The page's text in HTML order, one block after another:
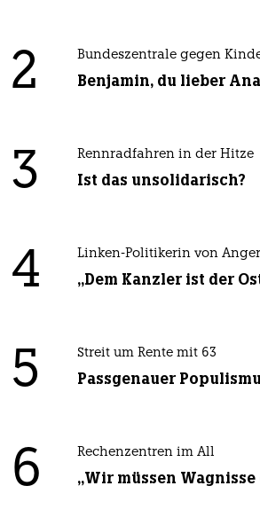
2 Bundeszentrale gegen
Benjamin, du lieber
3 Rennradfahren in der Hitze
Ist das unsolidarisch?
4 Linken-Politikerin von
„Dem Kanzler ist der
5 Streit um Rente mit 63
Passgenauer
6 Rechenzentren im All
„Wir müssen